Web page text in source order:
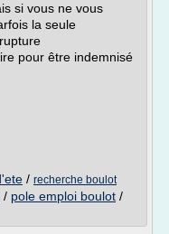
si vous ne vous
la seule
pour être indemnisé
/ recherche boulot
/ pole emploi boulot /